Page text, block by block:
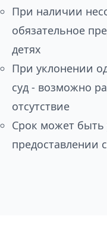
При наличии
обязательное
детях
При уклонении
суд - возможно
отсутствие
Срок может быть
предоставлении